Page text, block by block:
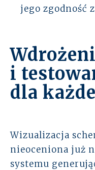
jego zgodność
i
dla
Wizualizacja
nieoceniona już
systemu